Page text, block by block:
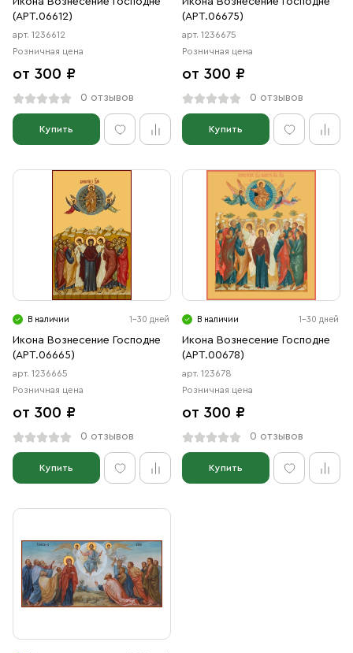
(АРТ.06612)
арт. 1236612
Розничная цена
от 300 ₽
0 отзывов
Купить
(АРТ.06675)
арт. 1236675
Розничная цена
от 300 ₽
0 отзывов
Купить
В наличии 1-30 дней
Икона Вознесение Господне
(АРТ.06665)
арт. 1236665
Розничная цена
от 300 ₽
0 отзывов
Купить
В наличии 1-30 дней
Икона Вознесение Господне
(АРТ.00678)
арт. 123678
Розничная цена
от 300 ₽
0 отзывов
Купить